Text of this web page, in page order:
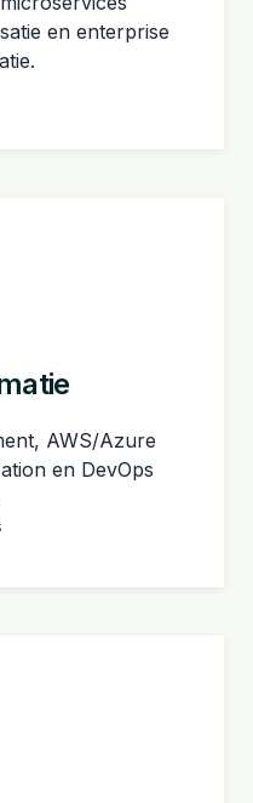
en enterprise
AWS/Azure
en DevOps